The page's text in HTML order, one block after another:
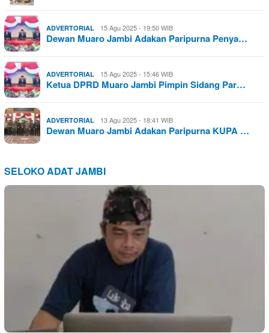
ADVERTORIAL 15 Agu 2025 - 19:50 WIB
Dewan Muaro Jambi Adakan Paripurna Penya…
ADVERTORIAL 15 Agu 2025 - 15:46 WIB
Ketua DPRD Muaro Jambi Pimpin Sidang Par…
ADVERTORIAL 13 Agu 2025 - 18:41 WIB
Dewan Muaro Jambi Adakan Paripurna KUPA …
SELOKO ADAT JAMBI